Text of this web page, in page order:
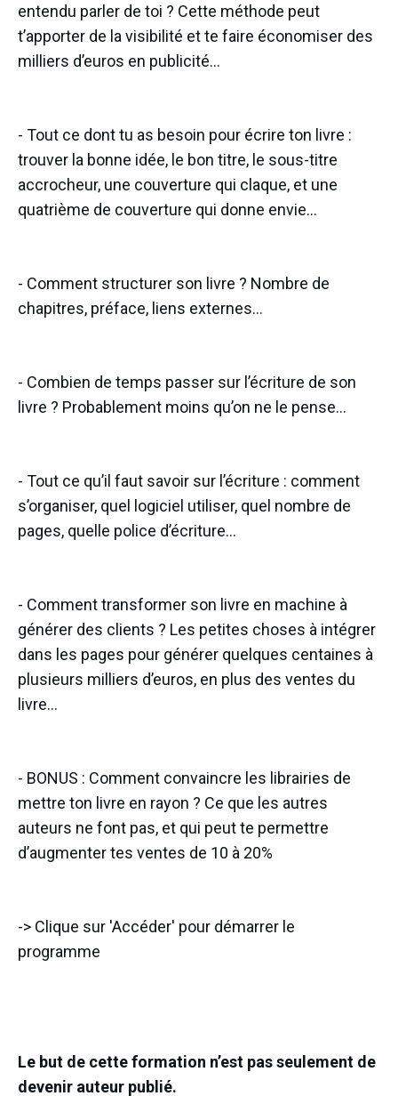
entendu parler de toi ? Cette méthode peut
t’apporter de la visibilité et te faire économiser des
milliers d’euros en publicité…
- Tout ce dont tu as besoin pour écrire ton livre :
trouver la bonne idée, le bon titre, le sous-titre
accrocheur, une couverture qui claque, et une
quatrième de couverture qui donne envie…
- Comment structurer son livre ? Nombre de
chapitres, préface, liens externes…
- Combien de temps passer sur l’écriture de son
livre ? Probablement moins qu’on ne le pense…
- Tout ce qu’il faut savoir sur l’écriture : comment
s’organiser, quel logiciel utiliser, quel nombre de
pages, quelle police d’écriture…
- Comment transformer son livre en machine à
générer des clients ? Les petites choses à intégrer
dans les pages pour générer quelques centaines à
plusieurs milliers d’euros, en plus des ventes du
livre…
- BONUS : Comment convaincre les librairies de
mettre ton livre en rayon ? Ce que les autres
auteurs ne font pas, et qui peut te permettre
d’augmenter tes ventes de 10 à 20%
-> Clique sur 'Accéder' pour démarrer le
programme
Le but de cette formation n’est pas seulement de
devenir auteur publié.